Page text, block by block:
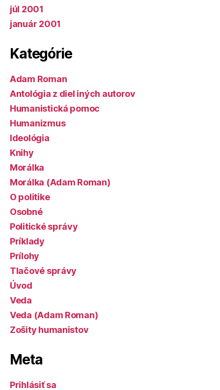
júl 2001
január 2001
Kategórie
Adam Roman
Antológia z diel iných autorov
Humanistická pomoc
Humanizmus
Ideológia
Knihy
Morálka
Morálka (Adam Roman)
O politike
Osobné
Politické správy
Príklady
Prílohy
Tlačové správy
Úvod
Veda
Veda (Adam Roman)
Zošity humanistov
Meta
Prihlásiť sa